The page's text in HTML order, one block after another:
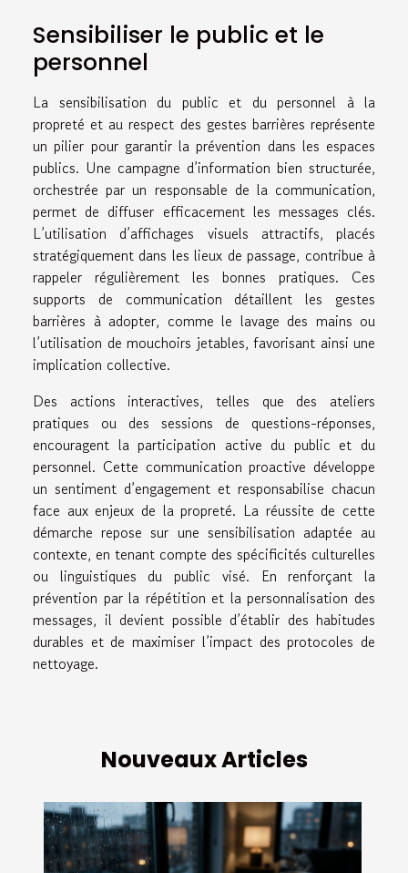
Sensibiliser le public et le
personnel
La sensibilisation du public et du personnel à la
propreté et au respect des gestes barrières représente
un pilier pour garantir la prévention dans les espaces
publics. Une campagne d’information bien structurée,
orchestrée par un responsable de la communication,
permet de diffuser efficacement les messages clés.
L’utilisation d’affichages visuels attractifs, placés
stratégiquement dans les lieux de passage, contribue à
rappeler régulièrement les bonnes pratiques. Ces
supports de communication détaillent les gestes
barrières à adopter, comme le lavage des mains ou
l’utilisation de mouchoirs jetables, favorisant ainsi une
implication collective.
Des actions interactives, telles que des ateliers
pratiques ou des sessions de questions-réponses,
encouragent la participation active du public et du
personnel. Cette communication proactive développe
un sentiment d’engagement et responsabilise chacun
face aux enjeux de la propreté. La réussite de cette
démarche repose sur une sensibilisation adaptée au
contexte, en tenant compte des spécificités culturelles
ou linguistiques du public visé. En renforçant la
prévention par la répétition et la personnalisation des
messages, il devient possible d’établir des habitudes
durables et de maximiser l’impact des protocoles de
nettoyage.
Nouveaux Articles